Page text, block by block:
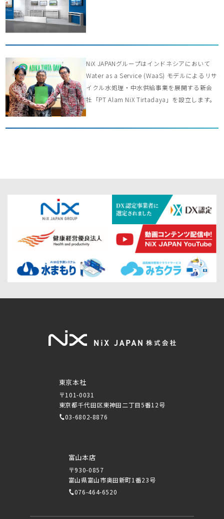
NiX JAPANグループはインドネシアにおいて
Water as a Service (WaaS) モデルによるリサ
イクル水処理・中水供給事業を展開する新会
社「PT Alam NiX Tirtadaya」を設立します。
東京本社
〒101-0031
東京都千代田区東神田二丁目5番12号
03-6802-8876
富山本店
〒930-0857
富山県富山市奥田新町1番23号
076-464-6520